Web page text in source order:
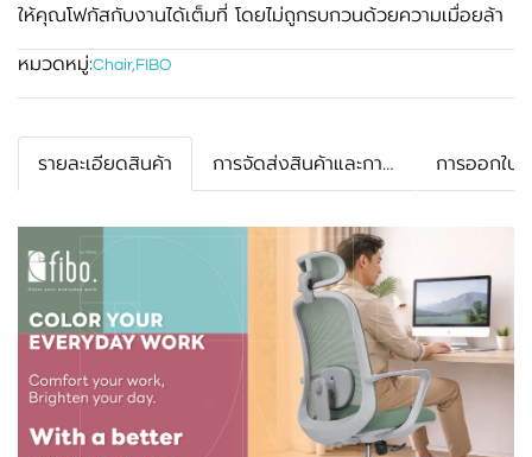
ให้คุณโฟกัสกับงานได้เต็มที่ โดยไม่ถูกรบกวนด้วยความเมื่อยล้า
หมวดหมู่:Chair,FIBO
รายละเอียดสินค้า การจัดส่งสินค้าและการรับประกัน การออกใบ